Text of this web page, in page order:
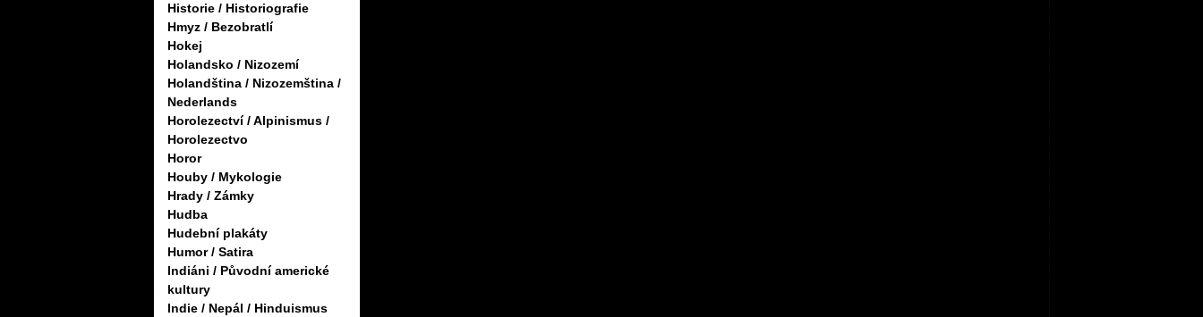
Historie / Historiografie
Hmyz / Bezobratlí
Hokej
Holandsko / Nizozemí
Holandština / Nizozemština /
Nederlands
Horolezectví / Alpinismus /
Horolezectvo
Horor
Houby / Mykologie
Hrady / Zámky
Hudba
Hudební plakáty
Humor / Satira
Indiáni / Původní americké
kultury
Indie / Nepál / Hinduismus